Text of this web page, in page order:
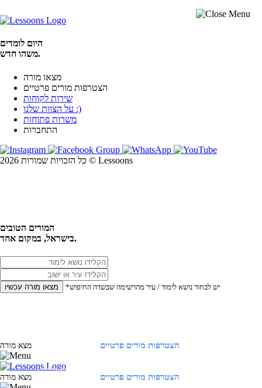
היום לומדים
משהו חדש.
מצאו מורה
הצטרפות מורים פרטיים
שירות לקוחות
על הצוות שלנו :)
משרות פתוחות
התחברות
כל הזכויות שמורות 2026 © Lessoons
המורים הטובים
בישראל, במקום אחד.
מצאו מורה עכשיו *יש לבחור נושא לימוד / עיר מהרשימה שבשדה החיפוש
הצטרפות מורים פרטיים מצא מורה
הצטרפות מורים פרטיים מצא מורה